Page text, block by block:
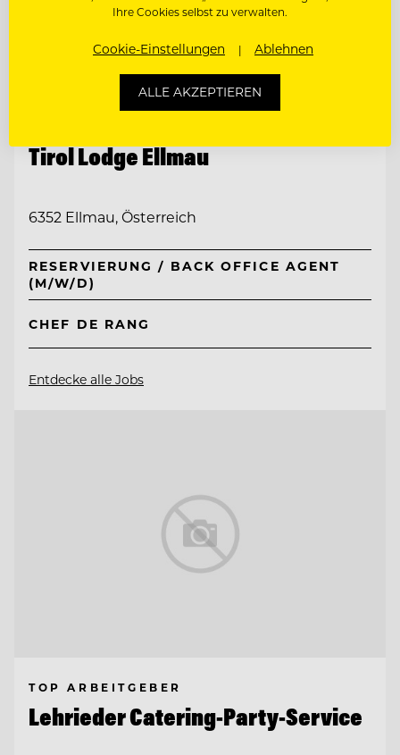
Tirol Lodge Ellmau
6352 Ellmau, Österreich
RESERVIERUNG / BACK OFFICE AGENT
(M/W/D)
CHEF DE RANG
Entdecke alle Jobs
TOP ARBEITGEBER
Lehrieder Catering-Party-Service
Ihre Cookies selbst zu verwalten.
Cookie-Einstellungen Ablehnen
ALLE AKZEPTIEREN